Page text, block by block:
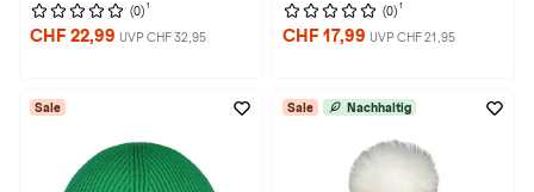
(0) 1
CHF 22,99 UVP CHF 32,95
(0) 1
CHF 17,99 UVP CHF 21,95
Sale Sale Nachhaltig